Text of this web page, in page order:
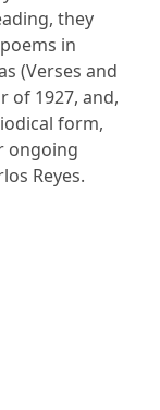
they
in
(Verses and
of 1927, and,
form,
ongoing
Reyes.